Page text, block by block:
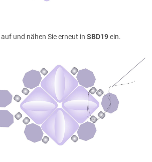
auf und nähen Sie erneut in SBD19ein.